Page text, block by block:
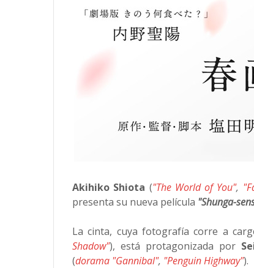
Akihiko Shiota ("The World of You",
presenta su nueva película "Shunga-
La cinta, cuya fotografía corre a
Shadow"), está protagonizada por
(dorama "Gannibal", "Penguin Highway").